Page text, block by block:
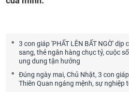
3 con giáp 'PHẤT LÊN BẤT NGỜ' dịp
sang, thẻ ngân hàng chục tỷ, cuộc
ung dung tận hưởng
Đúng ngày mai, Chủ Nhật, 3 con
Thiên Quan ngáng mệnh, sự nghiệp